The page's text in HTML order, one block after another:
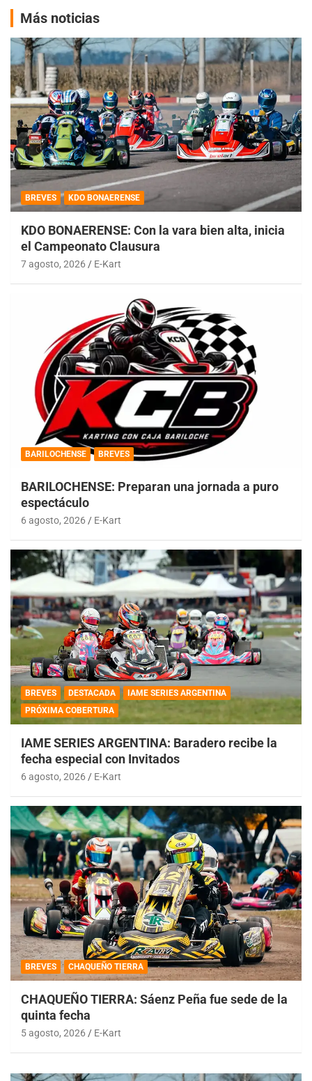
Más noticias
BREVES KDO BONAERENSE
KDO BONAERENSE: Con la vara bien alta, inicia
el Campeonato Clausura
7 agosto, 2026 E-Kart
BARILOCHENSE BREVES
BARILOCHENSE: Preparan una jornada a puro
espectáculo
6 agosto, 2026 E-Kart
BREVES DESTACADA
IAME SERIES ARGENTINA
PRÓXIMA COBERTURA
IAME SERIES ARGENTINA: Baradero recibe la
fecha especial con Invitados
6 agosto, 2026 E-Kart
BREVES CHAQUEÑO TIERRA
CHAQUEÑO TIERRA: Sáenz Peña fue sede de la
quinta fecha
5 agosto, 2026 E-Kart